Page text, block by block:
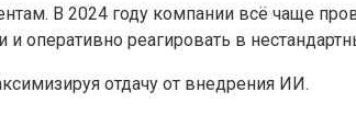
В 2024 году компании всё чаще
реагировать в
отдачу от внедрения ИИ.